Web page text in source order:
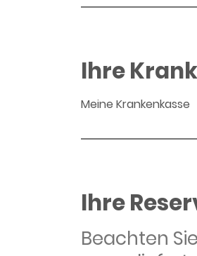
Ihre
Meine Krankenkasse
Ihre
Beachten